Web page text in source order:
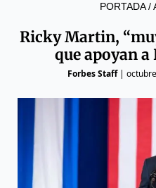
PORTADA/
Ricky Martin,
que apoyan
Forbes Staff|